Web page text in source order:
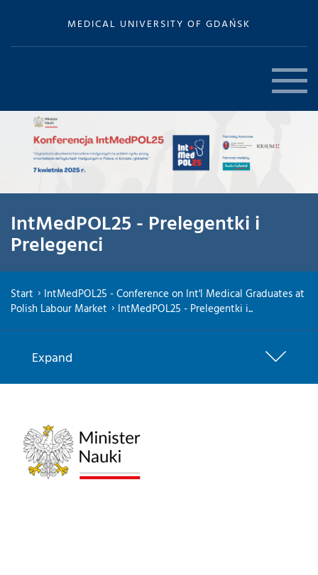
MEDICAL UNIVERSITY OF GDAŃSK
IntMedPOL25 - Prelegentki i
Prelegenci
Start
IntMedPOL25 - Conference on Int'l Medical Graduates at
Polish Labour Market
IntMedPOL25 - Prelegentki i...
Expand